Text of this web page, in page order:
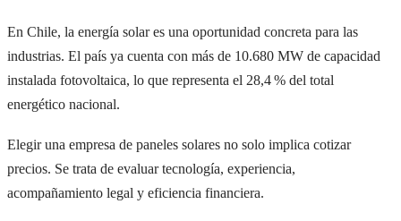
En Chile, la energía solar es una oportunidad concreta para las
industrias. El país ya cuenta con más de 10.680 MW de capacidad
instalada fotovoltaica, lo que representa el 28,4 % del total
energético nacional.
Elegir una empresa de paneles solares no solo implica cotizar
precios. Se trata de evaluar tecnología, experiencia,
acompañamiento legal y eficiencia financiera.